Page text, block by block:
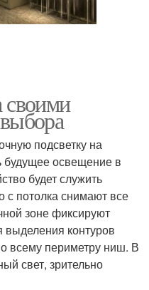
своими
подсветку на
будущее освещение в
будет служить
с потолка снимают все
зоне фиксируют
контуров
всему периметру ниш. В
свет, зрительно